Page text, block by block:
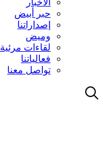
الأخبار
حبر أبيض
إصداراتنا
وميض
لقاءات مرئية
فعالياتنا
تواصل معنا